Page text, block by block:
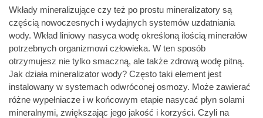
Wkłady mineralizujące czy też po prostu mineralizatory są
częścią nowoczesnych i wydajnych systemów uzdatniania
wody. Wkład liniowy nasyca wodę określoną ilością minerałów
potrzebnych organizmowi człowieka. W ten sposób
otrzymujesz nie tylko smaczną, ale także zdrową wodę pitną.
Jak działa mineralizator wody? Często taki element jest
instalowany w systemach odwróconej osmozy. Może zawierać
różne wypełniacze i w końcowym etapie nasycać płyn solami
mineralnymi, zwiększając jego jakość i korzyści. Czyli na